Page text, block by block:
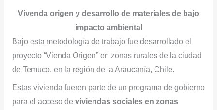
Vivenda origen y desarrollo de materiales de bajo
impacto ambiental
Bajo esta metodología de trabajo fue desarrollado el
proyecto “Vienda Origen” en zonas rurales de la ciudad
de Temuco, en la región de la Araucanía, Chile.
Estas vivienda fueren parte de un programa de gobierno
para el acceso de viviendas sociales en zonas